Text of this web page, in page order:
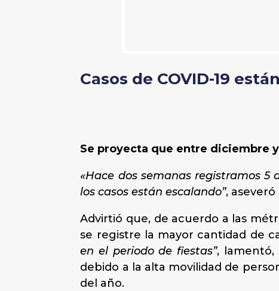
Casos de COVID-19
Se proyecta que entre diciembre
«Hace dos semanas registramos 5
los casos están escalando”,
Advirtió que, de acuerdo a las
se registre la mayor cantidad de
en el periodo de fiestas”,
debido a la alta movilidad de
del año.